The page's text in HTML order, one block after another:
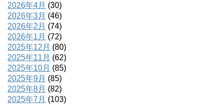
2026年4月 (30)
2026年3月 (46)
2026年2月 (74)
2026年1月 (72)
2025年12月 (80)
2025年11月 (62)
2025年10月 (85)
2025年9月 (85)
2025年8月 (82)
2025年7月 (103)